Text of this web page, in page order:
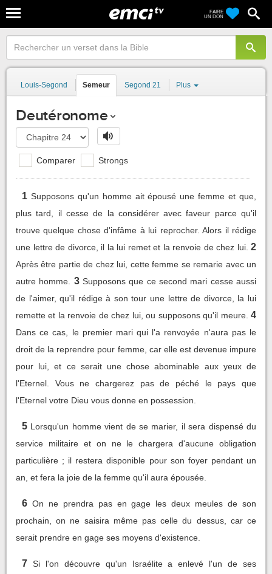
FAIRE
UN DON
Louis-Segond Semeur Segond 21 Plus
Deutéronome
Comparer Strongs
1 Supposons qu'un homme ait épousé une femme et que,
plus tard, il cesse de la considérer avec faveur parce qu'il
trouve quelque chose d'infâme à lui reprocher. Alors il rédige
une lettre de divorce, il la lui remet et la renvoie de chez lui. 2
Après être partie de chez lui, cette femme se remarie avec un
autre homme.
3 Supposons que ce second mari cesse aussi
de l'aimer, qu'il rédige à son tour une lettre de divorce, la lui
remette et la renvoie de chez lui, ou supposons qu'il meure. 4
Dans ce cas, le premier mari qui l'a renvoyée n'aura pas le
droit de la reprendre pour femme, car elle est devenue impure
pour lui, et ce serait une chose abominable aux yeux de
l'Eternel. Vous ne chargerez pas de péché le pays que
l'Eternel votre Dieu vous donne en possession.
5 Lorsqu'un homme vient de se marier, il sera dispensé du
service militaire et on ne le chargera d'aucune obligation
particulière ; il restera disponible pour son foyer pendant un
an, et fera la joie de la femme qu'il aura épousée.
6 On ne prendra pas en gage les deux meules de son
prochain, on ne saisira même pas celle du dessus, car ce
serait prendre en gage ses moyens d'existence.
7 Si l'on découvre qu'un Israélite a enlevé l'un de ses